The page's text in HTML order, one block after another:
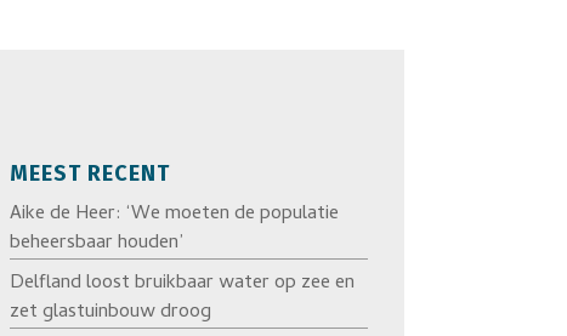
MEEST RECENT
Aike de Heer: ‘We moeten de populatie
beheersbaar houden’
Delfland loost bruikbaar water op zee en
zet glastuinbouw droog